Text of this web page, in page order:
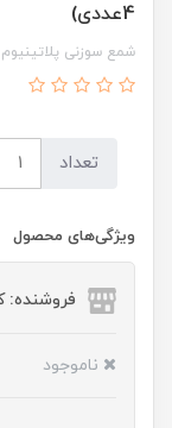
4عددی)
شمع سوزنی پلاتینیوم
تعداد
ویژگی‌های محصول
فروشنده:
ناموجود